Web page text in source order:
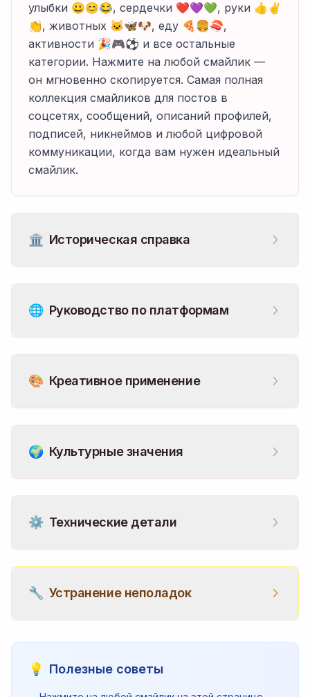
улыбки 😀😊😂, сердечки ❤️💜💚, руки 👍✌️
👏, животных 🐱🦋🐶, еду 🍕🍔🍣,
активности 🎉🎮⚽ и все остальные
категории. Нажмите на любой смайлик —
он мгновенно скопируется. Самая полная
коллекция смайликов для постов в
соцсетях, сообщений, описаний профилей,
подписей, никнеймов и любой цифровой
коммуникации, когда вам нужен идеальный
смайлик.
🏛️ Историческая справка
🌐 Руководство по платформам
🎨 Креативное применение
🌍 Культурные значения
⚙️ Технические детали
🔧 Устранение неполадок
💡 Полезные советы